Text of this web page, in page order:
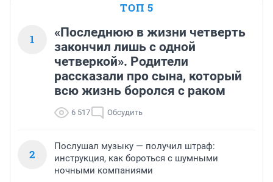
ТОП 5
1
«Последнюю в жизни четверть
закончил лишь с одной
четверкой». Родители
рассказали про сына, который
всю жизнь боролся с раком
6 517 Обсудить
2
Послушал музыку — получил штраф:
инструкция, как бороться с шумными
ночными компаниями